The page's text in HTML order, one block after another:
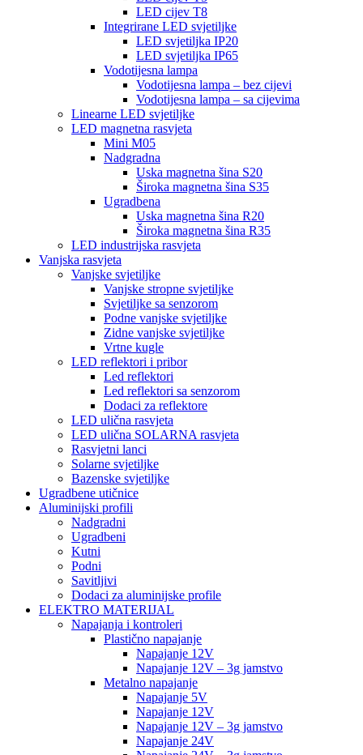
LED cijev T8
Integrirane LED svjetiljke
LED svjetiljka IP20
LED svjetiljka IP65
Vodotijesna lampa
Vodotijesna lampa – bez cijevi
Vodotijesna lampa – sa cijevima
Linearne LED svjetiljke
LED magnetna rasvjeta
Mini M05
Nadgradna
Uska magnetna šina S20
Široka magnetna šina S35
Ugradbena
Uska magnetna šina R20
Široka magnetna šina R35
LED industrijska rasvjeta
Vanjska rasvjeta
Vanjske svjetiljke
Vanjske stropne svjetiljke
Svjetiljke sa senzorom
Podne vanjske svjetiljke
Zidne vanjske svjetiljke
Vrtne kugle
LED reflektori i pribor
Led reflektori
Led reflektori sa senzorom
Dodaci za reflektore
LED ulična rasvjeta
LED ulična SOLARNA rasvjeta
Rasvjetni lanci
Solarne svjetiljke
Bazenske svjetiljke
Ugradbene utičnice
Aluminijski profili
Nadgradni
Ugradbeni
Kutni
Podni
Savitljivi
Dodaci za aluminijske profile
ELEKTRO MATERIJAL
Napajanja i kontroleri
Plastično napajanje
Napajanje 12V
Napajanje 12V – 3g jamstvo
Metalno napajanje
Napajanje 5V
Napajanje 12V
Napajanje 12V – 3g jamstvo
Napajanje 24V